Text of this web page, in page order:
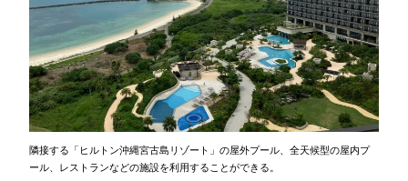
隣接する「ヒルトン沖縄宮古島リゾート」の屋外プール、全天候型の屋内プ
ール、レストランなどの施設を利用することができる。